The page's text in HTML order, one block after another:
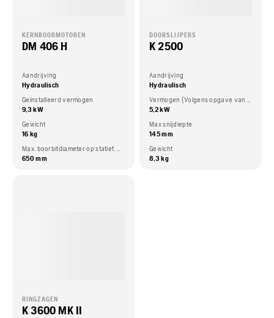
KERNBOORMOTOREN
DM 406 H
Aandrijving
Hydraulisch
Geïnstalleerd vermogen
9,3 kW
Gewicht
16 kg
Max. boorbitdiameter op statief, max
650 mm
DOORSLIJPERS
K 2500
Aandrijving
Hydraulisch
Vermogen (Volgens opgave van de motorfabrikant)
5,2 kW
Max snijdiepte
145 mm
Gewicht
8,3 kg
RINGZAGEN
K 3600 MK II